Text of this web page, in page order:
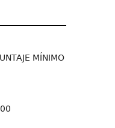
MÍNIMO